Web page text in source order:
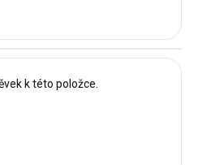
k této položce.